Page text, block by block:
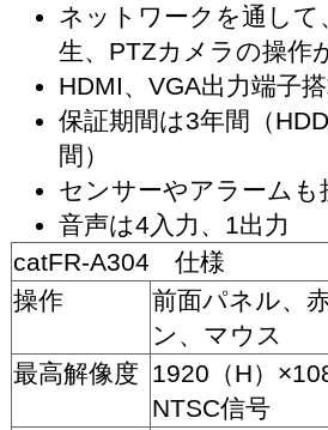
ネットワークを通して
生、PTZカメラの操作
HDMI、VGA出力端子
保証期間は3年間（
間）
センサーやアラームも
音声は4入力、1出力
catFR-A304 仕様
操作
前面パネル、
ン、マウス
最高解像度 1920（H）
NTSC信号